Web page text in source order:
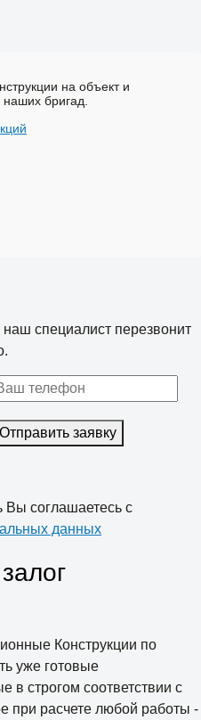
на объект и
бригад.
специалист перезвонит
Отправить заявку
Вы соглашаетесь с
данных
Конструкции по
уже готовые
в строгом соответствии с
расчете любой работы -